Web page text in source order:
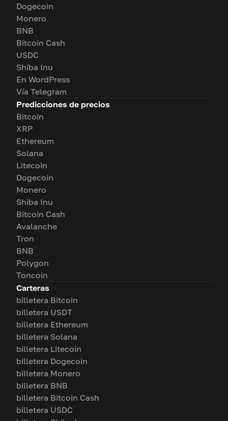
Dogecoin
Monero
BNB
Bitcoin Cash
USDC
Shiba Inu
En WordPress
Vía Telegram
Predicciones de precios
Bitcoin
XRP
Ethereum
Solana
Litecoin
Dogecoin
Monero
Shiba Inu
Bitcoin Cash
Avalanche
Tron
BNB
Polygon
Toncoin
Carteras
billetera Bitcoin
billetera USDT
billetera Ethereum
billetera Solana
billetera Litecoin
billetera Dogecoin
billetera Monero
billetera BNB
billetera Bitcoin Cash
billetera USDC